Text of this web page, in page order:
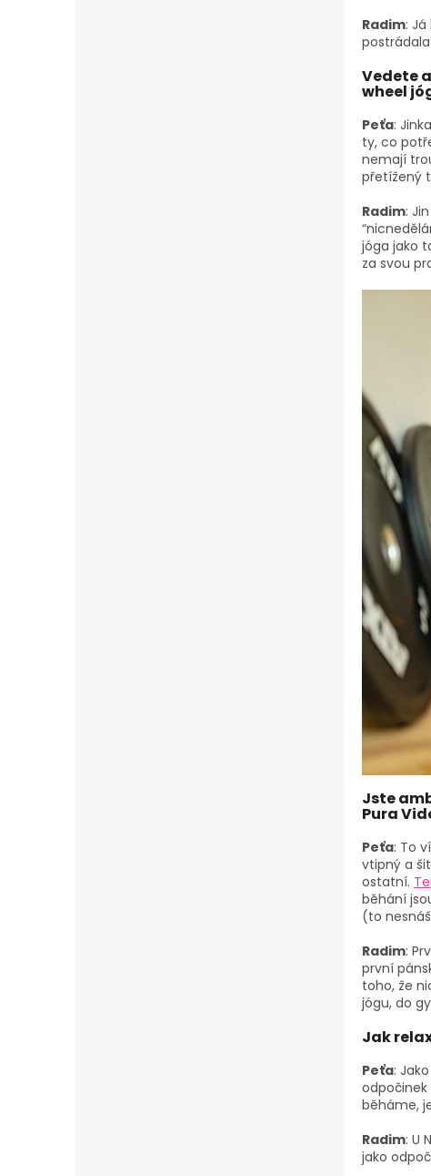
Radim:
Vedete
wheel
Peťa:
ty, co
nemají
přetížený
Radim:
jóga jako
za svou
Jste
Pura
Peťa: To
vtipný a
ostatní.
běhání
(to
Radim:
první
toho, že
jógu, do
Jak
Peťa:
běháme,
Radim: U
jako